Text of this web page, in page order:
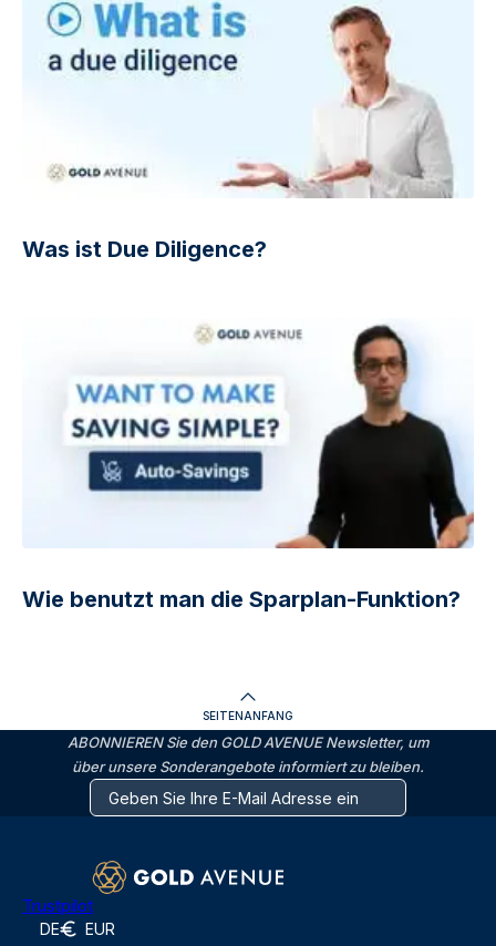
Was ist Due Diligence?
Wie benutzt man die Sparplan-Funktion?
SEITENANFANG
ABONNIEREN Sie den GOLD AVENUE Newsletter, um
über unsere Sonderangebote informiert zu bleiben.
Trustpilot
DE EUR